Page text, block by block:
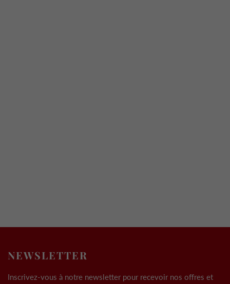
NEWSLETTER
Inscrivez-vous à notre newsletter pour recevoir nos offres et